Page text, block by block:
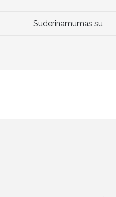
Suderinamumas su